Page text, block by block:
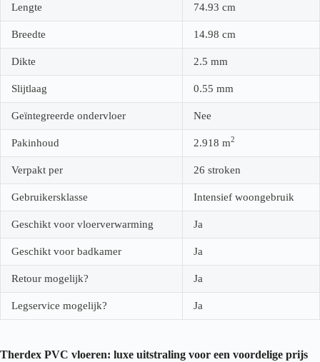
Lengte 74.93 cm
Breedte 14.98 cm
Dikte 2.5 mm
Slijtlaag 0.55 mm
Geïntegreerde ondervloer Nee
Pakinhoud 2.918 m2
Verpakt per 26 stroken
Gebruikersklasse Intensief woongebruik
Geschikt voor vloerverwarming Ja
Geschikt voor badkamer Ja
Retour mogelijk? Ja
Legservice mogelijk? Ja
Therdex PVC vloeren: luxe uitstraling voor een voordelige prijs